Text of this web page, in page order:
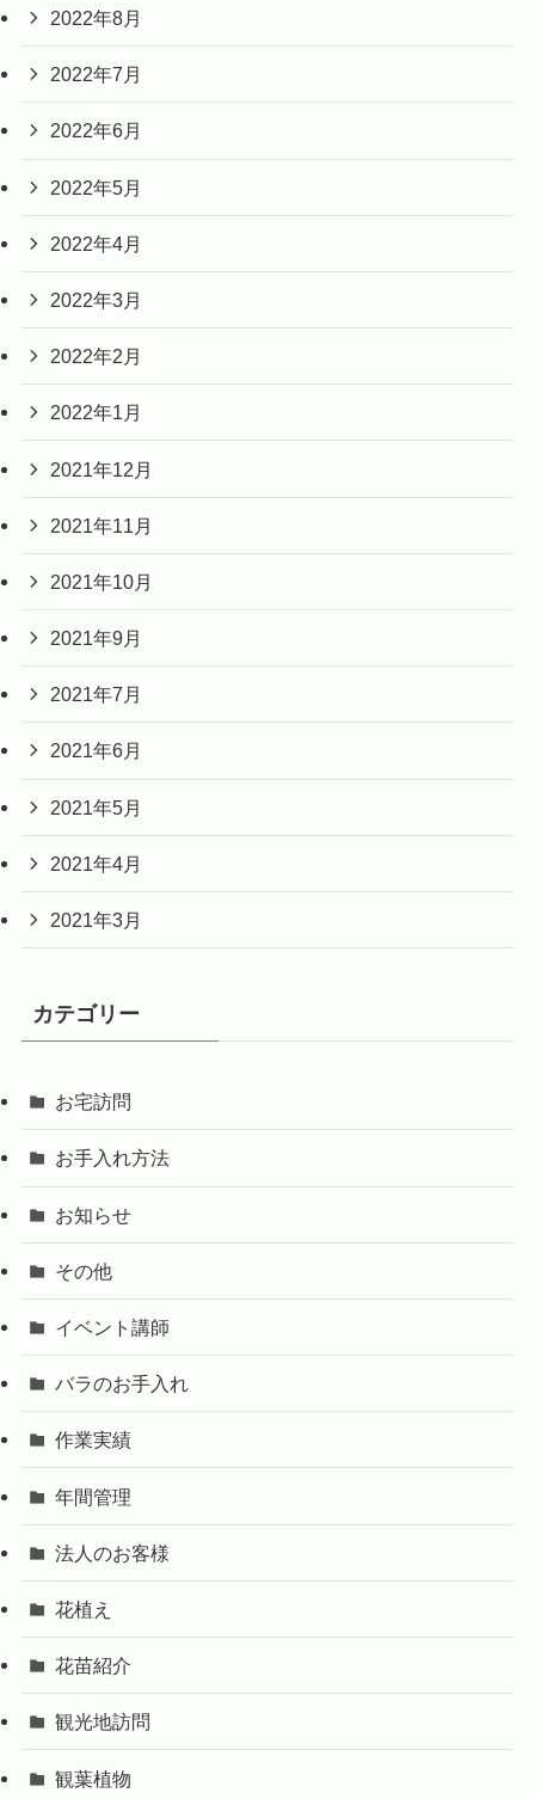
2022年8月
2022年7月
2022年6月
2022年5月
2022年4月
2022年3月
2022年2月
2022年1月
2021年12月
2021年11月
2021年10月
2021年9月
2021年7月
2021年6月
2021年5月
2021年4月
2021年3月
カテゴリー
お宅訪問
お手入れ方法
お知らせ
その他
イベント講師
バラのお手入れ
作業実績
年間管理
法人のお客様
花植え
花苗紹介
観光地訪問
観葉植物